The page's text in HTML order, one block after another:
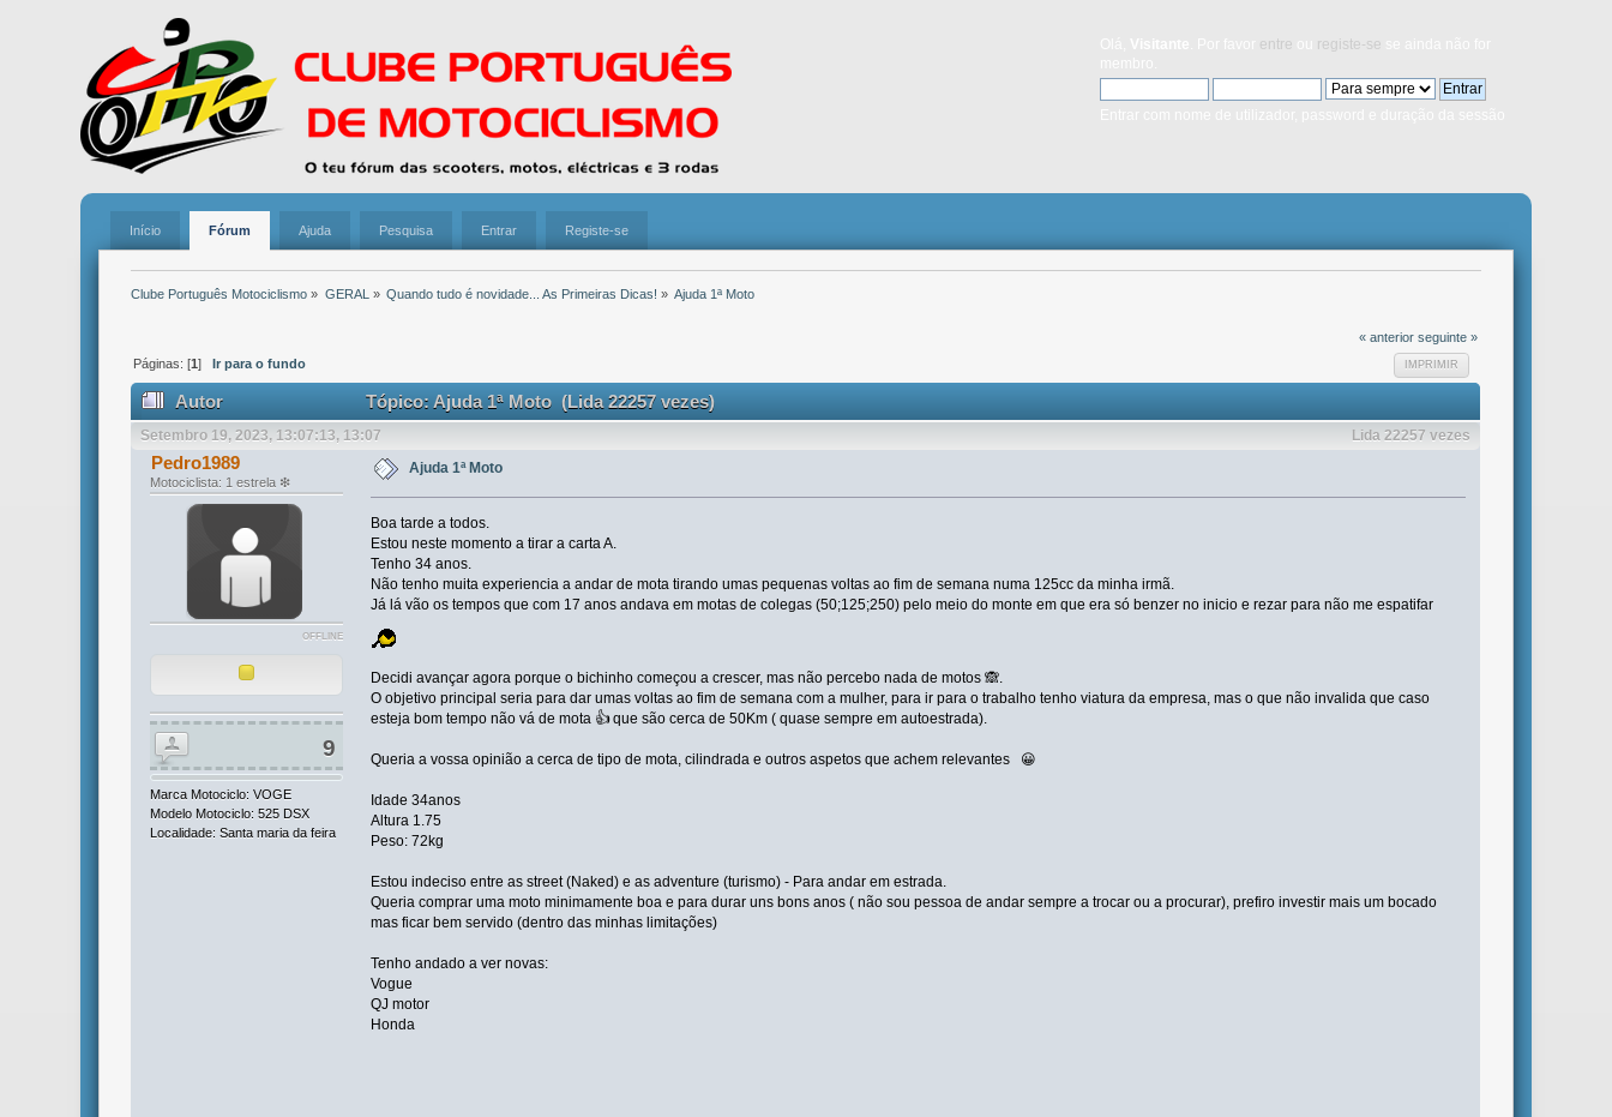
entre registe-se
Início Fórum Ajuda Pesquisa Entrar Registe-se
Clube Português Motociclismo » GERAL» Quando tudo é novidade... As Primeiras Dicas! » Ajuda 1ª Moto
« anterior seguinte »
IMPRIMIR
Páginas: [1] Ir para o fundo
Autor Tópico: Ajuda 1ª Moto (Lida 22257 vezes)
Setembro 19, 2023, 13:07:13, 13:07 Lida 22257 vezes
Pedro1989
Motociclista: 1 estrela ❇
OFFLINE
9
Marca Motociclo: VOGE
Modelo Motociclo: 525 DSX
Localidade: Santa maria da feira
Ajuda 1ª Moto
Boa tarde a todos.
Estou neste momento a tirar a carta A.
Tenho 34 anos.
Não tenho muita experiencia a andar de mota tirando umas pequenas voltas ao fim de semana numa 125cc da minha irmã.
Já lá vão os tempos que com 17 anos andava em motas de colegas (50;125;250) pelo meio do monte em que era só benzer no inicio e rezar para não me espatifar
Decidi avançar agora porque o bichinho começou a crescer, mas não percebo nada de motos 🙈.
O objetivo principal seria para dar umas voltas ao fim de semana com a mulher, para ir para o trabalho tenho viatura da empresa, mas o que não invalida que caso
esteja bom tempo não vá de mota 👍 que são cerca de 50Km ( quase sempre em autoestrada).
Queria a vossa opinião a cerca de tipo de mota, cilindrada e outros aspetos que achem relevantes 😀
Idade 34anos
Altura 1.75
Peso: 72kg
Estou indeciso entre as street (Naked) e as adventure (turismo) - Para andar em estrada.
Queria comprar uma moto minimamente boa e para durar uns bons anos ( não sou pessoa de andar sempre a trocar ou a procurar), prefiro investir mais um bocado
mas ficar bem servido (dentro das minhas limitações)
Tenho andado a ver novas:
Vogue
QJ motor
Honda